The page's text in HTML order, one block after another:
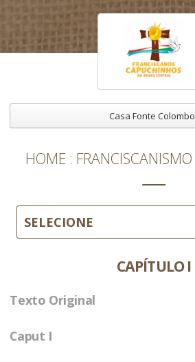
Casa Fonte Colombo
HOME FRANCISCANISMO
SELECIONE
CAPÍTULO I
Texto Original
Caput I